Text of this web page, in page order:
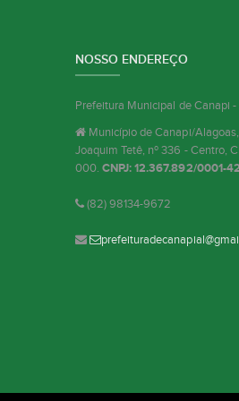
NOSSO ENDEREÇO
Prefeitura Municipal de Canapi
Município de Canapi/
Joaquim Tetê, nº 336 - Centro,
000. CNPJ: 12.367.892/0001-42
(82) 98134-9672